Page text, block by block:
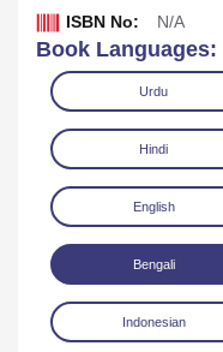
Read Online
ISBN No: N/A
Book Languages:
Urdu
Hindi
English
Bengali
Indonesian